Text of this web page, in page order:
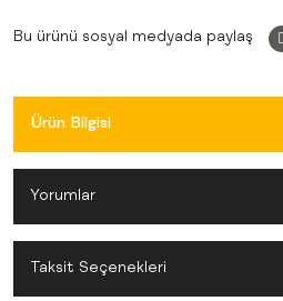
Bu ürünü sosyal medyada paylaş
Ürün Bilgisi
Yorumlar
Taksit Seçenekleri